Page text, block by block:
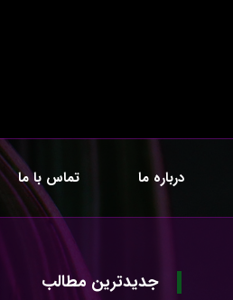
درباره ما تماس با ما
جدیدترین مطالب